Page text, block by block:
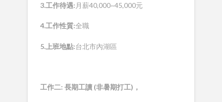
3.工作待遇: 月薪40,000~45,000元
4.工作性質:全職
5. 上班地點:台北市內湖區
工作二: 長期工讀 (非暑期打工) ，